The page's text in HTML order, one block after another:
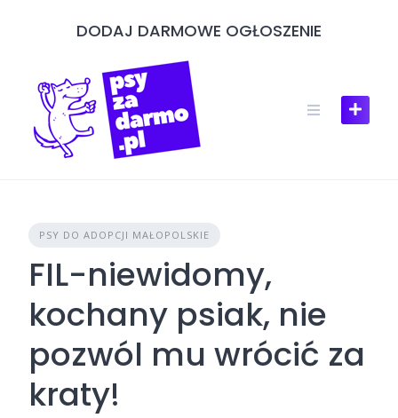
DODAJ DARMOWE OGŁOSZENIE
PSY DO ADOPCJI MAŁOPOLSKIE
FIL-niewidomy,
kochany psiak, nie
pozwól mu wrócić za
kraty!